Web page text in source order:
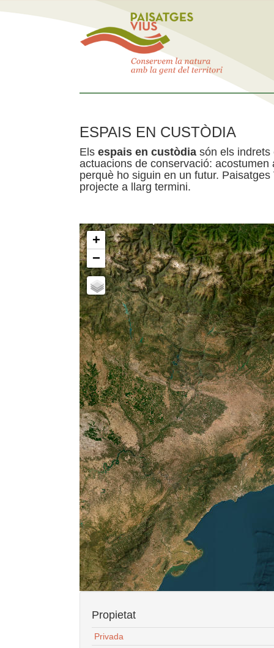
ESPAIS EN CUSTÒDIA
Els espais en custòdia són els indrets
actuacions de conservació:
perquè ho siguin en un futur.
projecte a llarg termini.
+
−
Propietat
Privada